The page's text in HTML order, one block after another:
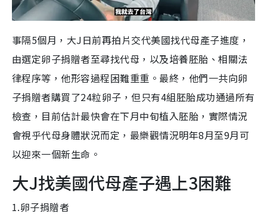
事隔5個月，大J日前再拍片交代美國找代母產子進度，
由選定卵子捐贈者至尋找代母，以及培養胚胎、相關法
律程序等，他形容過程困難重重。最終，他們一共向卵
子捐贈者購買了24粒卵子，但只有4組胚胎成功通過所有
檢查，目前估計最快會在下月中旬植入胚胎，實際情況
會視乎代母身體狀況而定，最樂觀情況明年8月至9月可
以迎來一個新生命。
大J找美國代母產子遇上3困難
1.卵子捐贈者